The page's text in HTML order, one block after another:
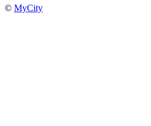
© MyCity